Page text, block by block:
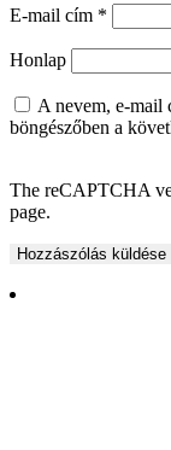
E-mail cím *
Honlap
A nevem, e-mail
böngészőben a
The reCAPTCHA
page.